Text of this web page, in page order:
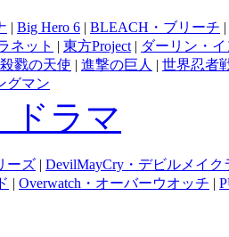
| Big Hero 6 | BLEACH・ブリーチ |
ネット | 東方Project | ダーリン・
殺戮の天使 | 進撃の巨人 | 世界忍者
グマン
ドラマ
ーズ | DevilMayCry・デビルメイク
| Overwatch・オーバーウオッチ |